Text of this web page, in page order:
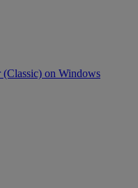
on Windows